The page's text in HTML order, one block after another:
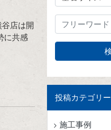
店は開
に共感
投稿カテゴリー
施工事例